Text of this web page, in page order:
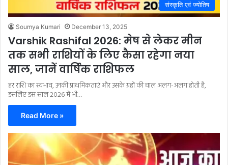
संस्कृति एवं ज्योतिष
Soumya Kumari December 13, 2025
Varshik Rashifal 2026: मेष से लेकर मीन
तक सभी राशियों के लिए कैसा रहेगा नया
साल, जानें वार्षिक राशिफल
हर राशि का स्वभाव, उनकी प्राथमिकताएं और उसके ग्रहों की चाल अलग-अलग होती है,
इसलिए इस साल 2026 में भी…
Read More »